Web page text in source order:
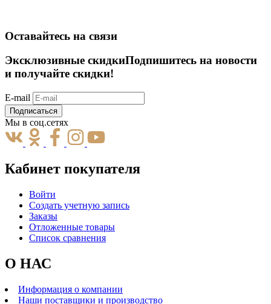
Оставайтесь на связи
Эксклюзивные скидкиПодпишитесь на новости
и получайте скидки!
E-mail
Подписаться
Мы в соц.сетях
Кабинет покупателя
Войти
Создать учетную запись
Заказы
Отложенные товары
Список сравнения
О НАС
Информация о компании
Наши поставщики и производство